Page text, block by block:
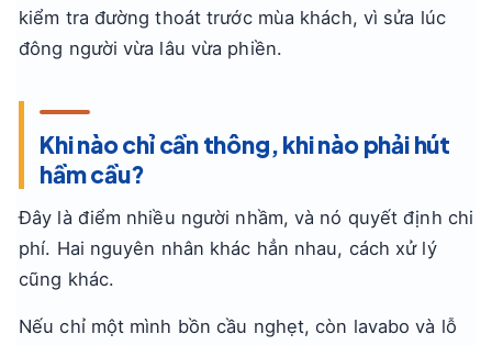
kiểm tra đường thoát trước mùa khách, vì sửa lúc
đông người vừa lâu vừa phiền.
Khi nào chỉ cần thông, khi nào phải hút
hầm cầu?
Đây là điểm nhiều người nhầm, và nó quyết định chi
phí. Hai nguyên nhân khác hẳn nhau, cách xử lý
cũng khác.
Nếu chỉ một mình bồn cầu nghẹt, còn lavabo và lỗ